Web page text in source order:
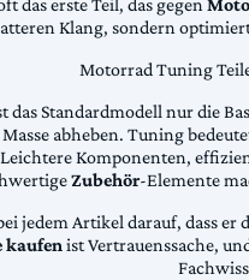
das erste Teil, das gegen
Klang, sondern
Motorrad Tuning
das Standardmodell nur die
abheben. Tuning
Komponenten,
Zubehör-Elemente
jedem Artikel darauf, dass
kaufenist Vertrauenssache,